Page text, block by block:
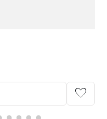
favorite